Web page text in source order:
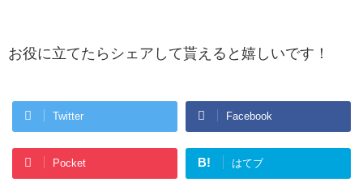
お役に立てたらシェアして貰えると嬉しいです！
Twitter Facebook
Pocket B! はてブ